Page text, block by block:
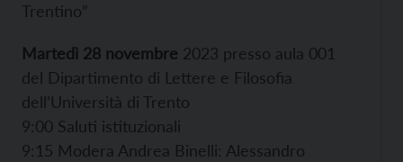
Trentino”
Martedì 28 novembre 2023 presso aula 001
del Dipartimento di Lettere e Filosofia
dell’Università di Trento
9:00 Saluti istituzionali
9:15 Modera Andrea Binelli: Alessandro